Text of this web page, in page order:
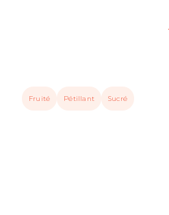
Fruité Pétillant Sucré